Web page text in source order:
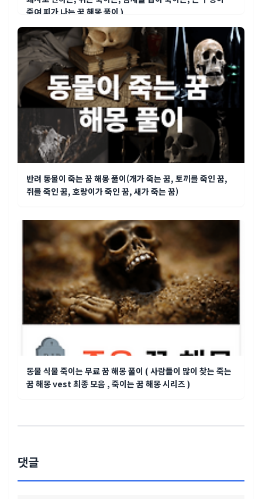
죽여 피가 나는 꿈 해몽 풀이 )
반려 동물이 죽는 꿈 해몽 풀이(개가 죽는 꿈, 토끼를 죽인 꿈,
쥐를 죽인 꿈, 호랑이가 죽인 꿈, 새가 죽는 꿈)
동물 식물 죽이는 무료 꿈 해몽 풀이 ( 사람들이 많이 찾는 죽는
꿈 해몽 vest 최종 모음 , 죽이는 꿈 해몽 시리즈 )
댓글